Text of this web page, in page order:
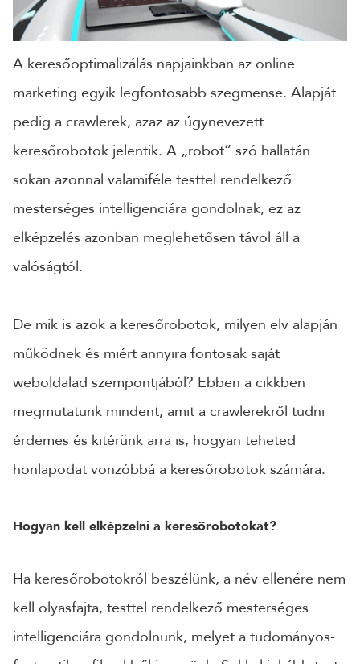
CÉGNÉV
TELEFONSZÁM
ÜZENET
KÜLDÉS
*munkanapokon
A keresőoptimalizálás napjainkban az online
marketing egyik legfontosabb szegmense. Alapját
pedig a crawlerek, azaz az úgynevezett
keresőrobotok jelentik. A „robot” szó hallatán
sokan azonnal valamiféle testtel rendelkező
mesterséges intelligenciára gondolnak, ez az
elképzelés azonban meglehetősen távol áll a
valóságtól.
De mik is azok a keresőrobotok, milyen elv alapján
működnek és miért annyira fontosak saját
weboldalad szempontjából? Ebben a cikkben
megmutatunk mindent, amit a crawlerekről tudni
érdemes és kitérünk arra is, hogyan teheted
honlapodat vonzóbbá a keresőrobotok számára.
Hogyan kell elképzelni a keresőrobotokat?
Ha keresőrobotokról beszélünk, a név ellenére nem
kell olyasfajta, testtel rendelkező mesterséges
intelligenciára gondolnunk, melyet a tudományos-